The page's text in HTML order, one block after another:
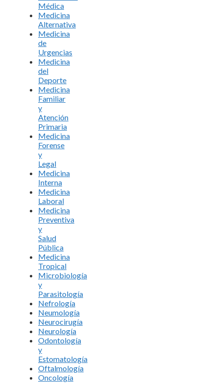
Médica
Medicina
Alternativa
Medicina
de
Urgencias
Medicina
del
Deporte
Medicina
Familiar
y
Atención
Primaria
Medicina
Forense
y
Legal
Medicina
Interna
Medicina
Laboral
Medicina
Preventiva
y
Salud
Pública
Medicina
Tropical
Microbiología
y
Parasitología
Nefrología
Neumología
Neurocirugía
Neurología
Odontología
y
Estomatología
Oftalmología
Oncología